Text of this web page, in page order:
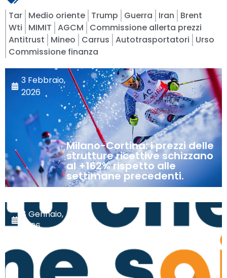
Tar Medio oriente Trump Guerra Iran
Brent
Wti
MIMIT AGCM
Commissione allerta prezzi
Antitrust
Mineo Carrus Autotrasportatori
Urso
Commissione finanza
3 Febbraio,
2026
Milano-Cortina: i prezzi delle
strutture ricettive schizzano
al +162% rispetto alle
settimane precedenti.
8 Gennaio,
2026